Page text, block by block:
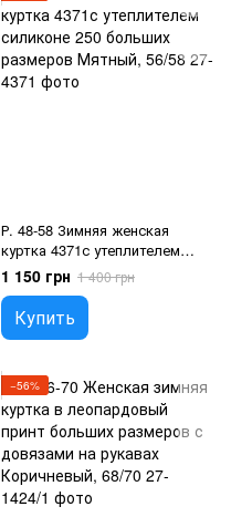
Р. 48-58 Зимняя женская
куртка 4371с утеплителем
силиконе 250 больших
размеров Мятный, 56/58
1 150 грн 1 400 грн
Купить
−56%